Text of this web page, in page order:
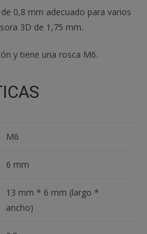
0,8 mm adecuado para varios
3D de 1,75 mm.
y tiene una rosca M6.
M6
6 mm
13 mm * 6 mm (largo *
ancho)